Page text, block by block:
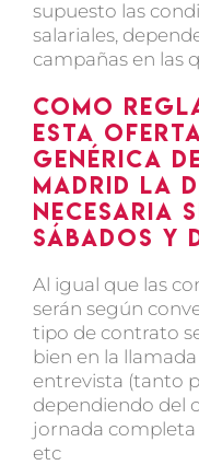
supuesto las
salariales,
campañas en las
Como
esta oferta
genérica
Madrid la
necesaria
sábados y
Al igual que las
serán según
tipo de contrato
bien en la
entrevista (tanto
dependiendo del
jornada completa
etc